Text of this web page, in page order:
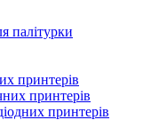
палітурки
принтерів
принтерів
принтерів